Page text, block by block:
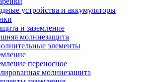
устройства и аккумуляторы
и заземление
молниезащита
элементы
переносное
молниезащита